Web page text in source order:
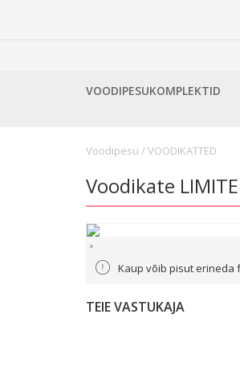
VOODIPESUKOMPLEKTID
Voodipesu /VOODIKATTED
Voodikate
Kaup võib pisut
TEIE VASTUKAJA